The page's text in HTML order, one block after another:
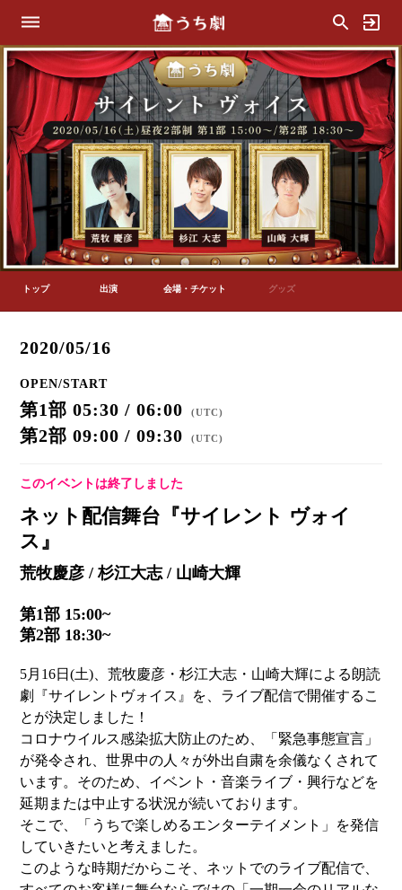
トップ 出演 会場・チケット グッズ
2020/05/16
OPEN/START
第1部 05:30 / 06:00 (UTC)
第2部 09:00 / 09:30 (UTC)
このイベントは終了しました
ネット配信舞台『サイレント ヴォイ
ス』
荒牧慶彦 / 杉江大志 / 山崎大輝
第1部 15:00~
第2部 18:30~
5月16日(土)、荒牧慶彦・杉江大志・山崎大輝による朗読
劇『サイレントヴォイス』を、ライブ配信で開催するこ
とが決定しました！
コロナウイルス感染拡大防止のため、「緊急事態宣言」
が発令され、世界中の人々が外出自粛を余儀なくされて
います。そのため、イベント・音楽ライブ・興行などを
延期または中止する状況が続いております。
そこで、「うちで楽しめるエンターテイメント」を発信
していきたいと考えました。
このような時期だからこそ、ネットでのライブ配信で、